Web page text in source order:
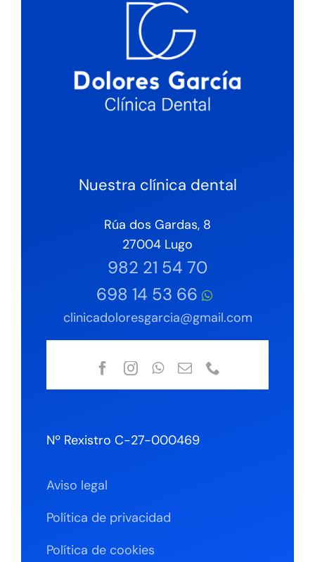
Nuestra clínica dental
Rúa dos Gardas, 8
27004 Lugo
982 21 54 70
698 14 53 66
clinicadoloresgarcia@gmail.com
Nº Rexistro C-27-000469
Aviso legal
Política de privacidad
Política de cookies